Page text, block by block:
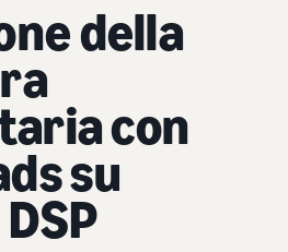
della
con
su